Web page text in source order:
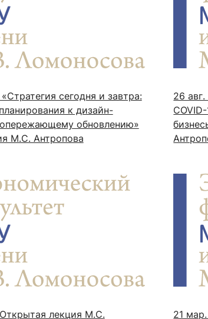
«Стратегия сегодня и завтра:
к дизайн-
обновлению»
М.С. Антропова
26
Открытая лекция М.С.
21